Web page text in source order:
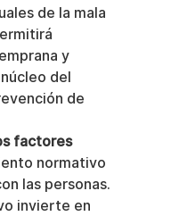
de la mala
y
del
de
factores
normativo
las personas.
invierte en